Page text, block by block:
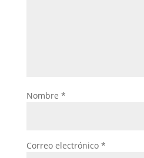
Nombre *
Correo electrónico *